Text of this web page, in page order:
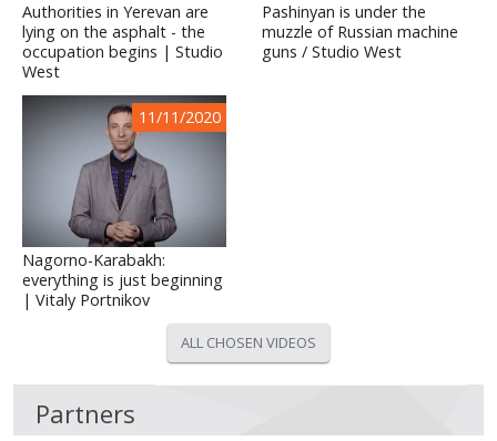
Authorities in Yerevan are
lying on the asphalt - the
occupation begins | Studio
West
Pashinyan is under the
muzzle of Russian machine
guns / Studio West
11/11/2020
Nagorno-Karabakh:
everything is just beginning
| Vitaly Portnikov
ALL CHOSEN VIDEOS
Partners